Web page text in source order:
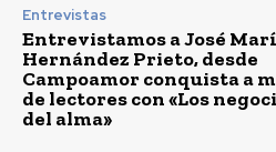
Entrevistas
Entrevistamos a José
Hernández Prieto, desde
Campoamor conquista a
de lectores con «Los
del alma»